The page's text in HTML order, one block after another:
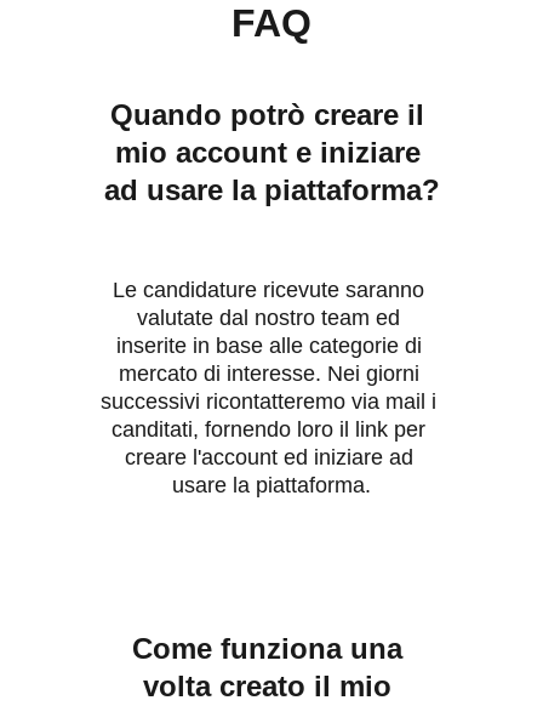
Quando potrò creare il
mio account e iniziare
ad usare la piattaforma?
Le candidature ricevute saranno
valutate dal nostro team ed
inserite in base alle categorie di
mercato di interesse. Nei giorni
successivi ricontatteremo via mail i
canditati, fornendo loro il link per
creare l'account ed iniziare ad
usare la piattaforma.
Come funziona una
volta creato il mio
FAQ